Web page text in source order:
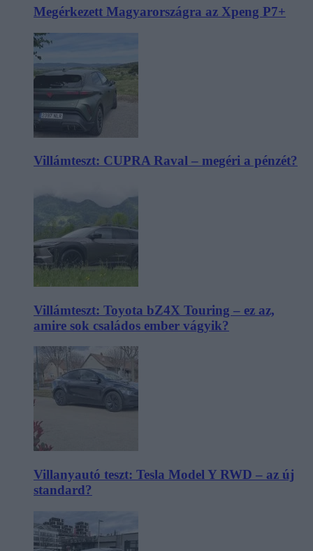
Megérkezett Magyarországra az Xpeng P7+
Villámteszt: CUPRA Raval – megéri a pénzét?
Villámteszt: Toyota bZ4X Touring – ez az,
amire sok családos ember vágyik?
Villanyautó teszt: Tesla Model Y RWD – az új
standard?